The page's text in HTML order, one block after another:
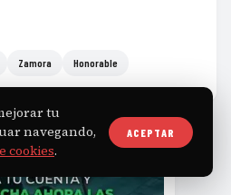
Zamora Honorable
tu
navegando,
cookies.
ACEPTAR